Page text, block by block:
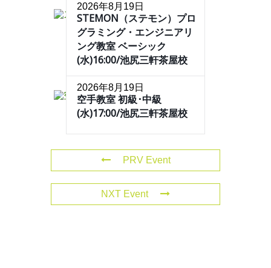
2026年8月19日
STEMON（ステモン）プロ
グラミング・エンジニアリ
ング教室 ベーシック
(水)16:00/池尻三軒茶屋校
2026年8月19日
空手教室 初級･中級
(水)17:00/池尻三軒茶屋校
PRV Event
NXT Event